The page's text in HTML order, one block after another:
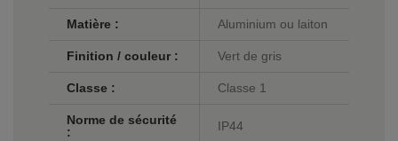
Matière : Aluminium ou laiton
Finition / couleur : Vert de gris
Classe : Classe 1
Norme de sécurité
:
IP44